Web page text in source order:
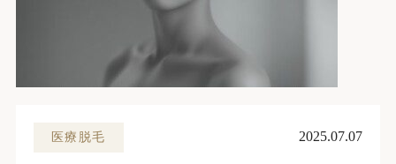
医療脱毛 2025.07.07